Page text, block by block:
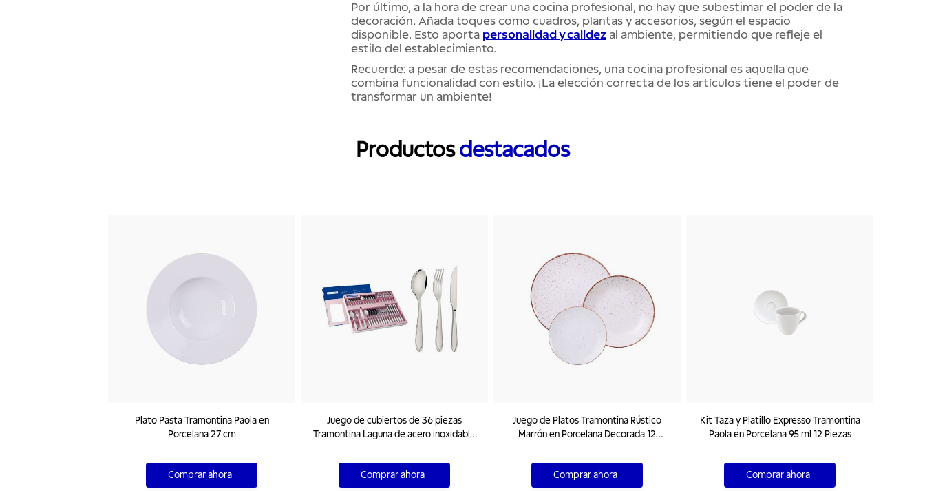
Por último, a la hora de crear una cocina profesional, no hay que subestimar el poder de la
decoración. Añada toques como cuadros, plantas y accesorios, según el espacio
disponible. Esto aporta personalidad y calidez al ambiente, permitiendo que refleje el
estilo del establecimiento.
Recuerde: a pesar de estas recomendaciones, una cocina profesional es aquella que
combina funcionalidad con estilo. ¡La elección correcta de los artículos tiene el poder de
transformar un ambiente!
Productosdestacados
Plato Pasta Tramontina Paola en
Porcelana 27 cm
Comprar ahora
Juego de cubiertos de 36 piezas
Tramontina Laguna de acero inoxidable
Comprar ahora
Juego de Platos Tramontina Rústico
Marrón en Porcelana Decorada 12
Comprar ahora
Kit Taza y Platillo Expresso Tramontina
Paola en Porcelana 95 ml 12 Piezas
Comprar ahora